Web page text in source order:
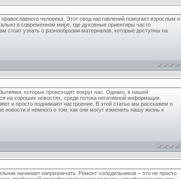
человека. Этот свод наставлений помогает взрослым и
в современном мире, где духовные ориентиры часто
стоит узнать о разнообразии материалов, которые доступны на
которые происходят вокруг нас. Однако, в нашей
на хороших новостях, среди потока негативной информации.
и просто поднимают настроение. В этой статье мы расскажем о
новости и немного о том, как они могут изменить нашу жизнь к
начинает капризничать. Ремонт холодильников – это не просто